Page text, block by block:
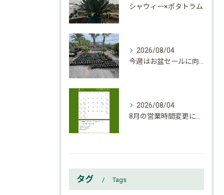
シャウィー×ポタトラム
2026/08/04
2026/08/04
タグ Tags